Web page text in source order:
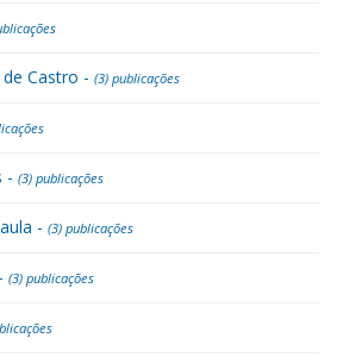
Castro - (3) publicações
- (3) publicações
- (3) publicações
(3) publicações